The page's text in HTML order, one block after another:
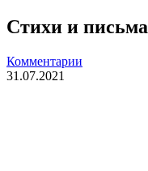
Стихи и письма
Комментарии
31.07.2021